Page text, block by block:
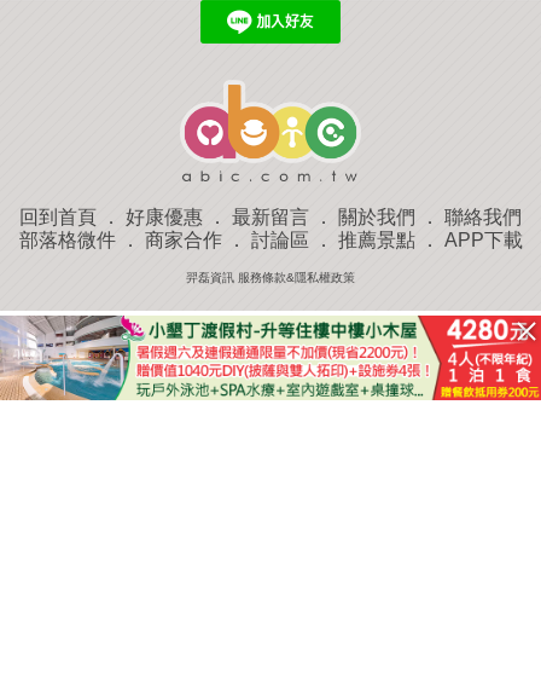
回到首頁 ． 好康優惠 ． 最新留言 ． 關於我們 ． 聯絡我們
部落格微件． 商家合作． 討論區 ． 推薦景點． APP下載
羿磊資訊 服務條款&隱私權政策